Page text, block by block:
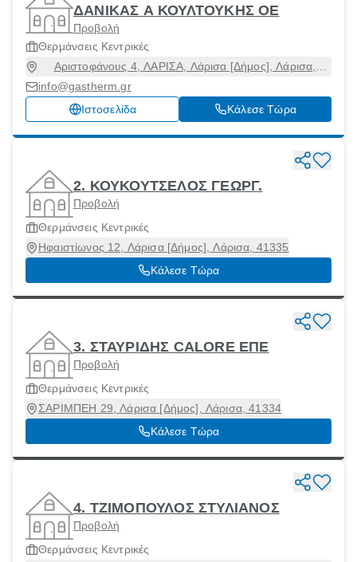
ΔΑΝΙΚΑΣ Α ΚΟΥΛΤΟΥΚΗΣ ΟΕ
Προβολή
Θερμάνσεις Κεντρικές
Αριστοφάνους 4, ΛΑΡΙΣΑ, Λάρισα [Δήμος], Λάρισα,
info@gastherm.gr
Ιστοσελίδα
Κάλεσε Τώρα
2. ΚΟΥΚΟΥΤΣΕΛΟΣ ΓΕΩΡΓ.
Προβολή
Θερμάνσεις Κεντρικές
Ηφαιστίωνος 12, Λάρισα [Δήμος], Λάρισα, 41335
Κάλεσε Τώρα
3. ΣΤΑΥΡΙΔΗΣ CALORE ΕΠΕ
Προβολή
Θερμάνσεις Κεντρικές
ΣΑΡΙΜΠΕΗ 29, Λάρισα [Δήμος], Λάρισα, 41334
Κάλεσε Τώρα
4. ΤΖΙΜΟΠΟΥΛΟΣ ΣΤΥΛΙΑΝΟΣ
Προβολή
Θερμάνσεις Κεντρικές